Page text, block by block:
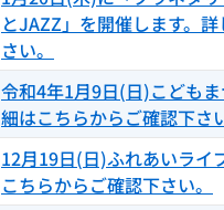
とJAZZ」を開催します。
さい。
令和4年1月9日(日)こども
細はこちらからご確認下さ
12月19日(日)ふれあいライ
こちらからご確認下さい。